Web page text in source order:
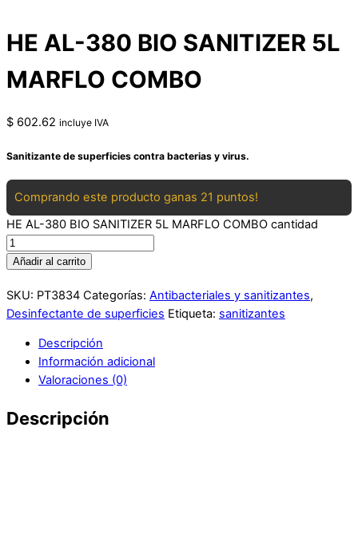
HE AL-380 BIO SANITIZER 5L
MARFLO COMBO
$ 602.62 incluye IVA
Sanitizante de superficies contra bacterias y virus.
Comprando este producto ganas 21 puntos!
HE AL-380 BIO SANITIZER 5L MARFLO COMBO cantidad
Añadir al carrito
SKU: PT3834 Categorías: Antibacteriales y sanitizantes,
Desinfectante de superficies Etiqueta: sanitizantes
Descripción
Información adicional
Valoraciones (0)
Descripción